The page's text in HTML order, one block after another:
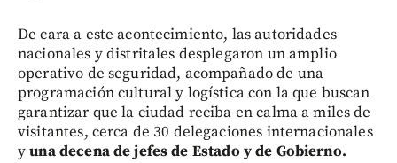
De cara a este acontecimiento, las autoridades
nacionales y distritales desplegaron un amplio
operativo de seguridad, acompañado de una
programación cultural y logística con la que buscan
garantizar que la ciudad reciba en calma a miles de
visitantes, cerca de 30 delegaciones internacionales
yuna decena de jefes de Estado y de Gobierno.